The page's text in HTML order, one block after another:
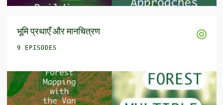
भूमि प्रथाएँ और मानचित्रण
9 EPISODES